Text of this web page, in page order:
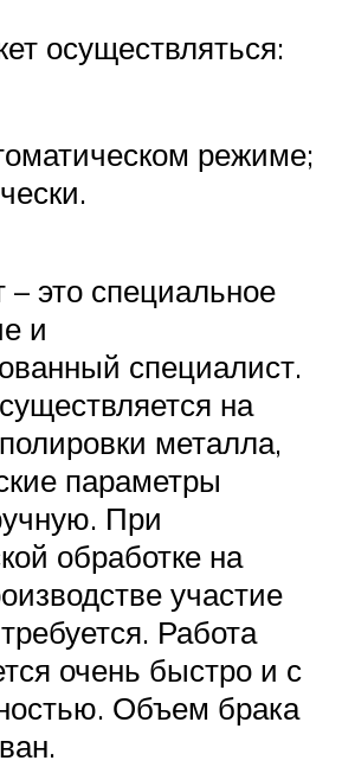
осуществляться:
режиме;
– это специальное
и
специалист.
на
металла,
параметры
При
обработке на
участие
Работа
очень быстро и с
Объем брака